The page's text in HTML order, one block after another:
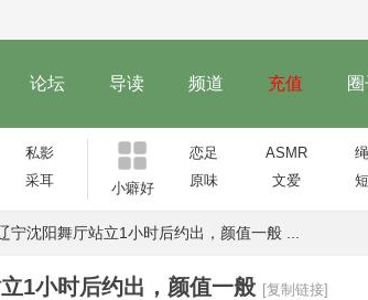
论坛 导读 频道 充值
私影
采耳 小癖好
恋足 ASMR
原味
文爱
宁沈阳舞厅站立1小时后约出，颜值一般 ...
1小时后约出，颜值一般 [复制链接]